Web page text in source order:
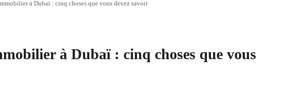
à Dubaï : cinq choses que vous devez savoir
à Dubaï : cinq choses que vous